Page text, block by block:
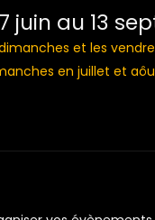
juin au 13
et les
en juillet et